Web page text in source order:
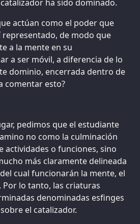
ha sido dominado.
actúan como el poder que
representado, de modo que
a la mente en su
a ser móvil, a diferencia de lo
dominio, encerrada dentro de
comentar esto?
pedimos que el estudiante
no como la culminación
actividades o funciones, sino
más claramente delineada
cual funcionarán la mente, el
lo tanto, las criaturas
denominadas esfinges
el catalizador.